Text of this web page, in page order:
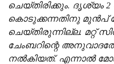
ചെയ്തിരിക്കും.
കൊടുക്കന്നതിനു മുൻപ്
ചെയ്തിരുന്നില്ല. മറ്റ്
ചേംബറിന്റെ
നൽകിയത്. എന്നാൽ